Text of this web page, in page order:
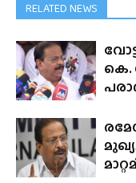
RELATED NEWS
കെ.